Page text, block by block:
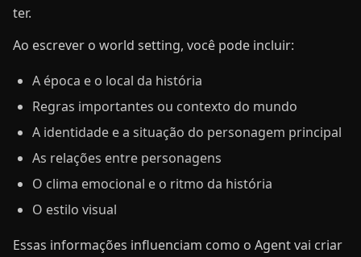
ter.
Ao escrever o world setting, você pode incluir:
A época e o local da história
Regras importantes ou contexto do mundo
A identidade e a situação do personagem principal
As relações entre personagens
O clima emocional e o ritmo da história
O estilo visual
Essas informações influenciam como o Agent vai criar